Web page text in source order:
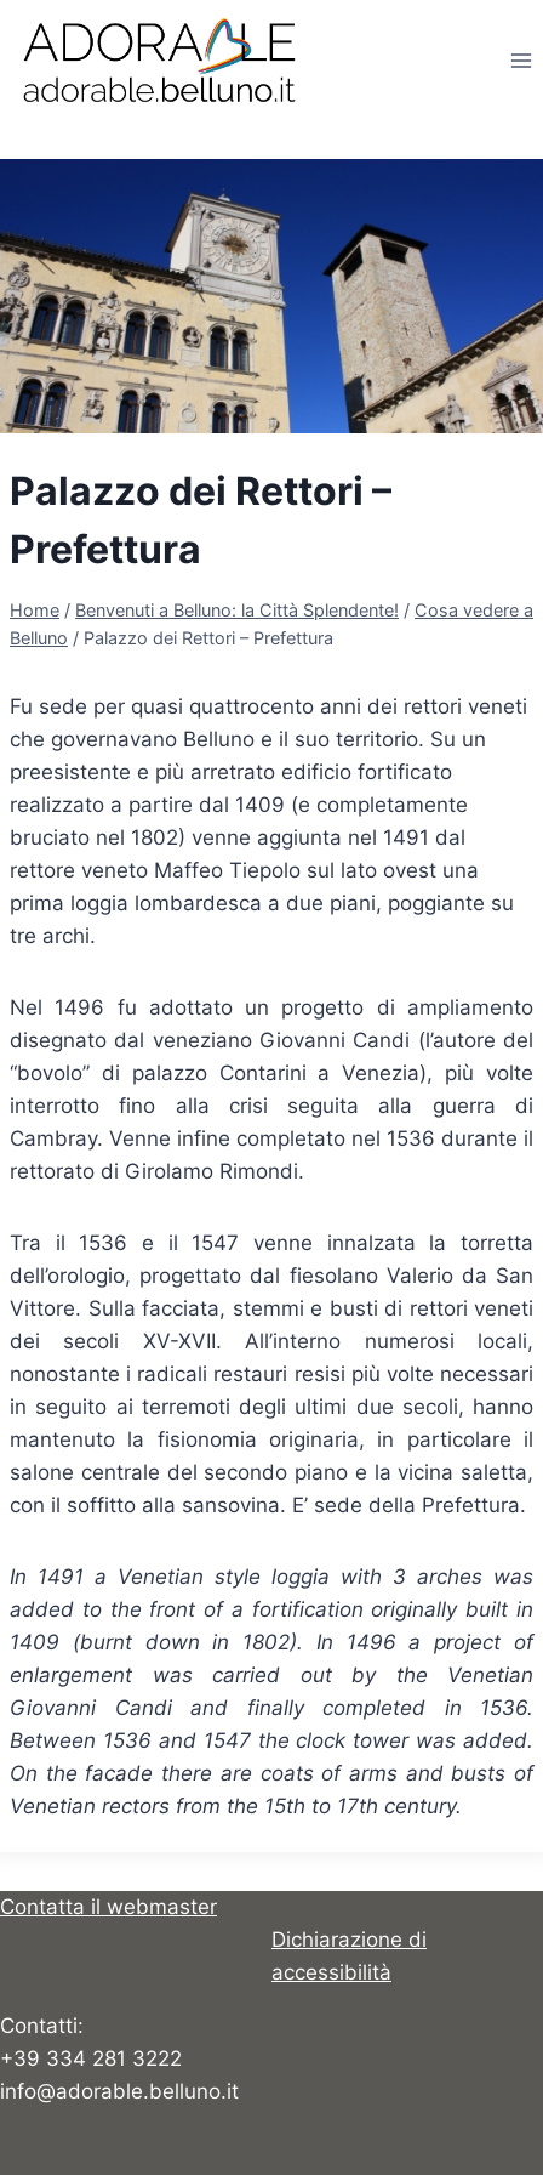
contenuto
Palazzo dei Rettori –
Prefettura
Home / Benvenuti a Belluno: la Città Splendente! / Cosa vedere a
Belluno / Palazzo dei Rettori – Prefettura
Fu sede per quasi quattrocento anni dei rettori veneti
che governavano Belluno e il suo territorio. Su un
preesistente e più arretrato edificio fortificato
realizzato a partire dal 1409 (e completamente
bruciato nel 1802) venne aggiunta nel 1491 dal
rettore veneto Maffeo Tiepolo sul lato ovest una
prima loggia lombardesca a due piani, poggiante su
tre archi.
Nel 1496 fu adottato un progetto di ampliamento
disegnato dal veneziano Giovanni Candi (l’autore del
“bovolo” di palazzo Contarini a Venezia), più volte
interrotto fino alla crisi seguita alla guerra di
Cambray. Venne infine completato nel 1536 durante il
rettorato di Girolamo Rimondi.
Tra il 1536 e il 1547 venne innalzata la torretta
dell’orologio, progettato dal fiesolano Valerio da San
Vittore. Sulla facciata, stemmi e busti di rettori veneti
dei secoli XV-XVII. All’interno numerosi locali,
nonostante i radicali restauri resisi più volte necessari
in seguito ai terremoti degli ultimi due secoli, hanno
mantenuto la fisionomia originaria, in particolare il
salone centrale del secondo piano e la vicina saletta,
con il soffitto alla sansovina. E’ sede della Prefettura.
In 1491 a Venetian style loggia with 3 arches was
added to the front of a fortification originally built in
1409 (burnt down in 1802). In 1496 a project of
enlargement was carried out by the Venetian
Giovanni Candi and finally completed in 1536.
Between 1536 and 1547 the clock tower was added.
On the facade there are coats of arms and busts of
Venetian rectors from the 15th to 17th century.
Contatta il webmaster
Dichiarazione di
accessibilità
Contatti:
+39 334 281 3222
info@adorable.belluno.it